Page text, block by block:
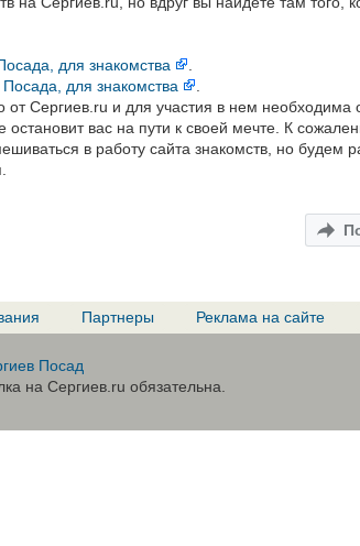
для знакомства
.
для знакомства
.
от Сергиев.ru и для участия в нем необходима
остановит вас на пути к своей мечте. К
в работу сайта знакомств, но будем
Партнеры Реклама на сайте
Посад
на Сергиев.ru обязательна.